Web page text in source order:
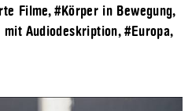
Filme,#Körper in Bewegung,
mit Audiodeskription,#Europa,